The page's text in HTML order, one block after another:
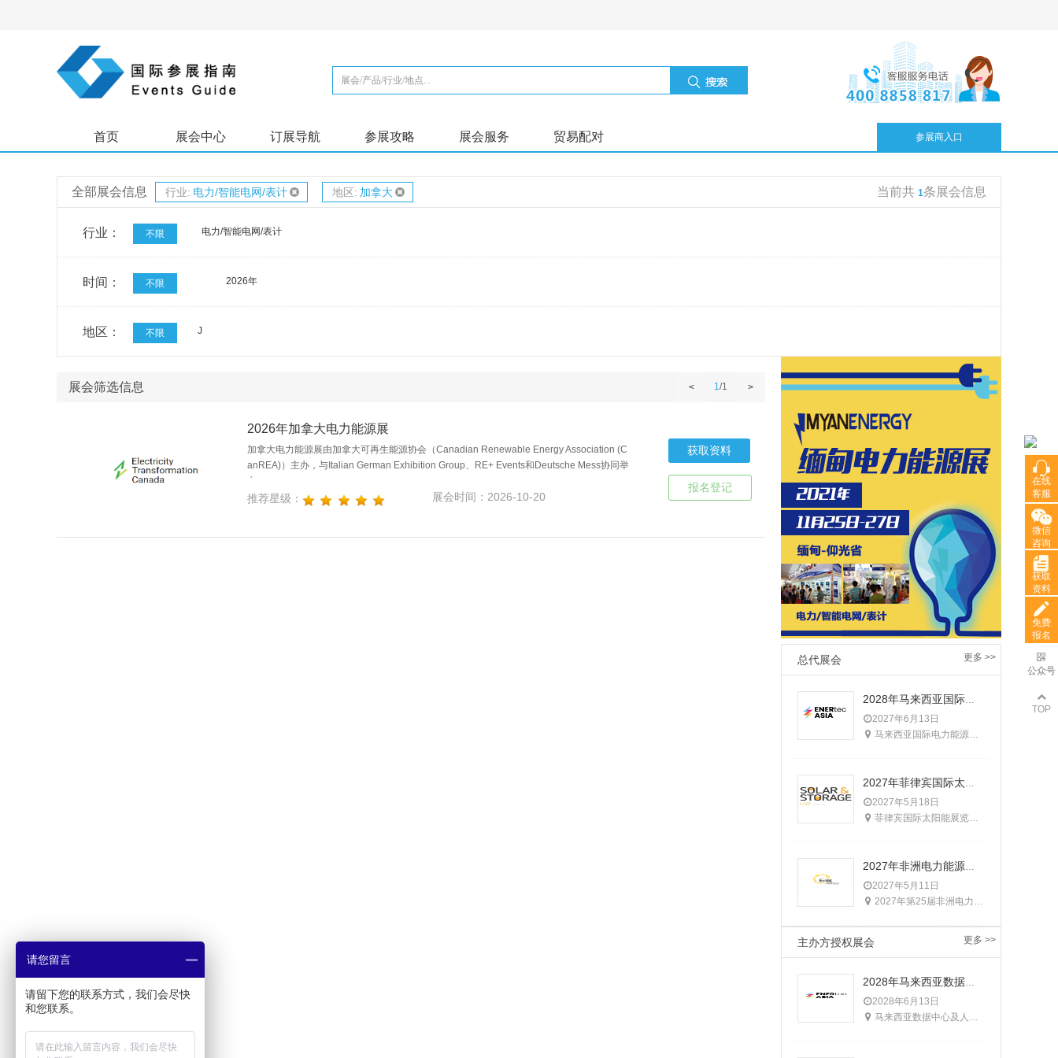
首页 展会中心 订展导航 参展攻略 展会服务 贸易配对 参展商入口
在线
客服
微信
咨询
获取
资料
免费
报名
公众号
请您留言
请留下您的联系方式，我们会尽快
和您联系。
全部展会信息 行业: 电力/智能电网/表计 地区: 加拿大 当前共 1条展会信息
行业： 不限 电力/智能电网/表计
时间： 不限 2026年
地区： 不限 J
展会筛选信息 < 1/1 >
2026年加拿大电力能源展
加拿大电力能源展由加拿大可再生能源协会（Canadian Renewable Energy Association (C
anREA)）主办，与Italian German Exhibition Group、RE+ Events和Deutsche Mess协同举
办
推荐星级： 展会时间：2026-10-20
获取资料
报名登记
总代展会 更多 >>
2028年马来西亚国际电力能源展览会TENAGA EXPO
2027年6月13日
马来西亚国际电力能源展览会由英富曼集团主办，始办于1998年，两年一届，是马来西亚国家电力能源公司（TNB)唯一支持的专业电力采购平台和行业盛会。马来西亚国际电力能源展览会深受马来当地电力能源业界的认可，被认为是“东南亚电力能源工业最权威的展览会”，以扩展专业技术、开发更有效的电力性能以及满足工业需求为使命，持续性地为政府和商界提供稳定的平台。
2027年菲律宾国际太阳能展览会
2027年5月18日
菲律宾国际太阳能展览会是目前菲律宾规模最大，影响力最强的太阳能行业盛会。展会由Terrapinn Holdings Ltd.主办，每年一届，在菲律宾马尼拉SMX展览会议中心举办
2027年非洲电力能源、智能电网及表计展Enlit Africa
2027年5月11日
2027年第25届非洲电力能源展，将于5月11-13日在南非-开普敦举行，由南非电力公司（ESKOM）和南非工贸部（DTI）联合举办，其中将涉及发电、输配电、智能表计、新能源发电、水资源管理等多个领域
主办方授权展会 更多 >>
2028年马来西亚数据中心及人工智能展
2028年6月13日
马来西亚数据中心及人工智能展由英富曼集团主办，展会同期举办马来西亚电力能源展，马来西亚国家能源公司（TNB)能源转型大会，马来西亚电池储能展及马来西亚暖通制冷展。马来西亚国际电力能源展览会始办于1998年，两年一届，是马来西亚国家能源公司（TNB)唯一支持的专业电力采购平台和行业盛会。
在线
客服
微信
咨询
获取
资料
免费
报名
公众号
TOP